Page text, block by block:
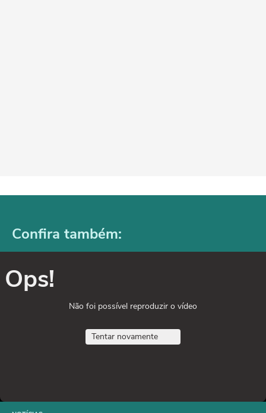
Confira também:
Ops!
Não foi possível reproduzir o vídeo
Tentar novamente